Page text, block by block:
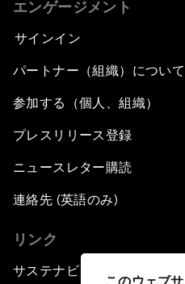
このウェブ
エンゲージメント
サインイン
パートナー（組織）について
参加する（個人、組織）
プレスリリース登録
ニュースレター購読
連絡先 (英語のみ)
リンク
サステナビリティへの取り組